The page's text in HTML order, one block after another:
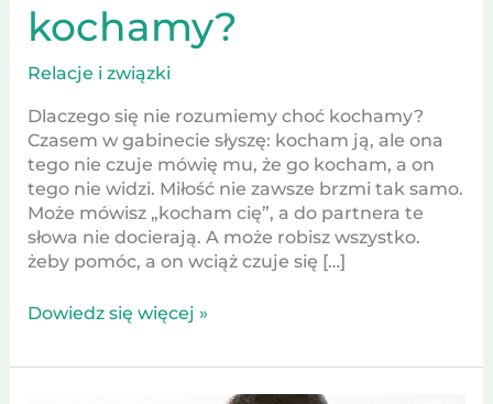
kochamy?
Relacje i związki
Dlaczego się nie rozumiemy choć kochamy?
Czasem w gabinecie słyszę: kocham ją, ale ona
tego nie czuje mówię mu, że go kocham, a on
tego nie widzi. Miłość nie zawsze brzmi tak samo.
Może mówisz „kocham cię”, a do partnera te
słowa nie docierają. A może robisz wszystko.
żeby pomóc, a on wciąż czuje się […]
Dowiedz się więcej »